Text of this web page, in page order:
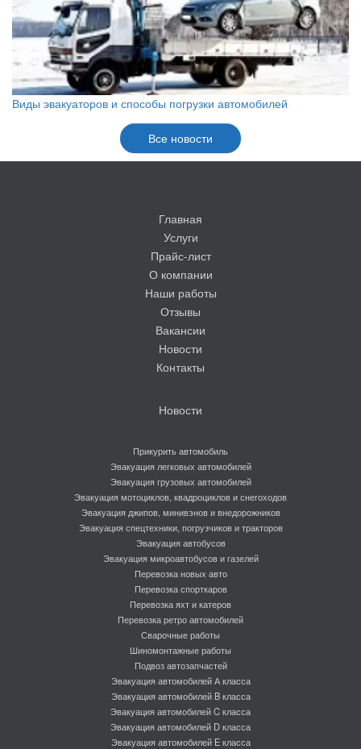
Виды эвакуаторов и способы погрузки автомобилей
Все новости
Главная
Услуги
Прайс-лист
О компании
Наши работы
Отзывы
Вакансии
Новости
Контакты
Новости
Прикурить автомобиль
Эвакуация легковых автомобилей
Эвакуация грузовых автомобилей
Эвакуация мотоциклов, квадроциклов и снегоходов
Эвакуация джипов, минивэнов и внедорожников
Эвакуация спецтехники, погрузчиков и тракторов
Эвакуация автобусов
Эвакуация микроавтобусов и газелей
Перевозка новых авто
Перевозка спорткаров
Перевозка яхт и катеров
Перевозка ретро автомобилей
Сварочные работы
Шиномонтажные работы
Подвоз автозапчастей
Эвакуация автомобилей А класса
Эвакуация автомобилей B класса
Эвакуация автомобилей C класса
Эвакуация автомобилей D класса
Эвакуация автомобилей E класса